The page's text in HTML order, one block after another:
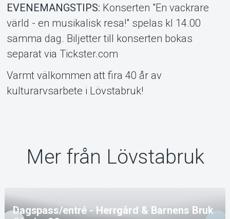
EVENEMANGSTIPS: Konserten "En vackrare
värld - en musikalisk resa!" spelas kl 14.00
samma dag. Biljetter till konserten bokas
separat via Tickster.com
Varmt välkommen att fira 40 år av
kulturarvsarbete i Lövstabruk!
Mer från Lövstabruk
Dagspass/entré - Herrgård & Barnens Bruk